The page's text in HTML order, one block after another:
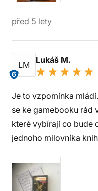
před 5 lety
LM
6
Lukáš M.
Je to vzpomínka
se ke gamebooku rád
které vybírají co bude
jednoho milovníka